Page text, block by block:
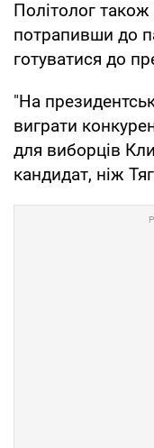
Політолог
потрапивши до
готуватися до
"На
виграти
для виборців
кандидат, ніж